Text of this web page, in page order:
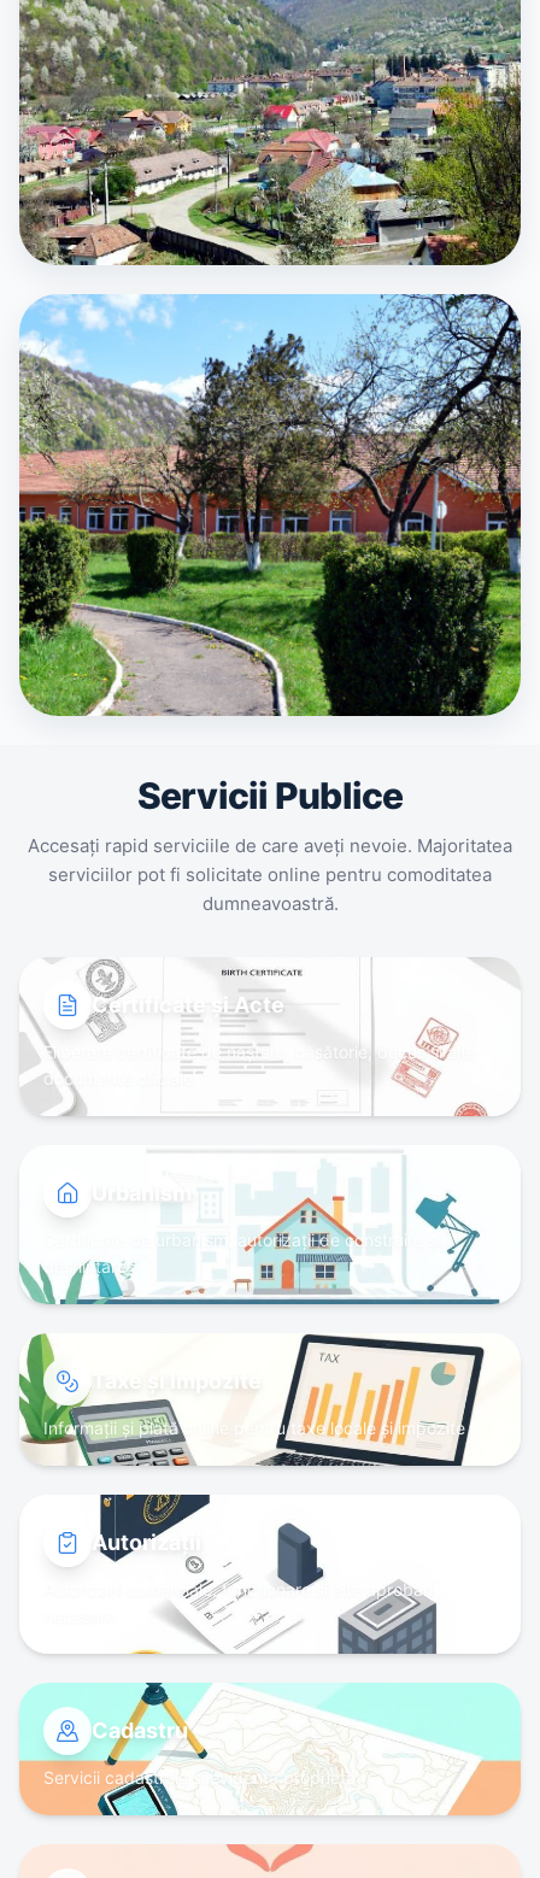
Servicii Publice
Accesați rapid serviciile de care aveți nevoie. Majoritatea
serviciilor pot fi solicitate online pentru comoditatea
dumneavoastră.
Certificate și Acte
Eliberare certificate de naștere, căsătorie, deces și alte
documente oficiale
Certificate de urbanism, autorizații de construire și
desființare
Taxe și Impozite
Informații și plată online pentru taxe locale și impozite
Autorizații
Autorizații comerciale, funcționare și alte aprobări
Cadastru
Servicii cadastrale și evidență proprietăți